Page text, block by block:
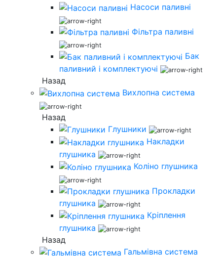
Насоси паливні
Фільтра паливні
Бак
паливний і комплектуючі
Назад
Вихлопна система
Назад
Глушники
Накладки
глушника
Коліно глушника
Прокладки
глушника
Кріплення
глушника
Назад
Гальмівна система